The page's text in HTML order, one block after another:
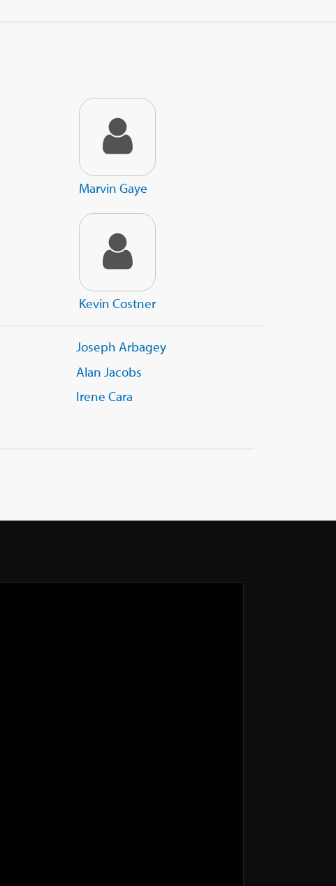
Marvin Gaye
Kevin Costner
Joseph Arbagey
Alan Jacobs
Irene Cara